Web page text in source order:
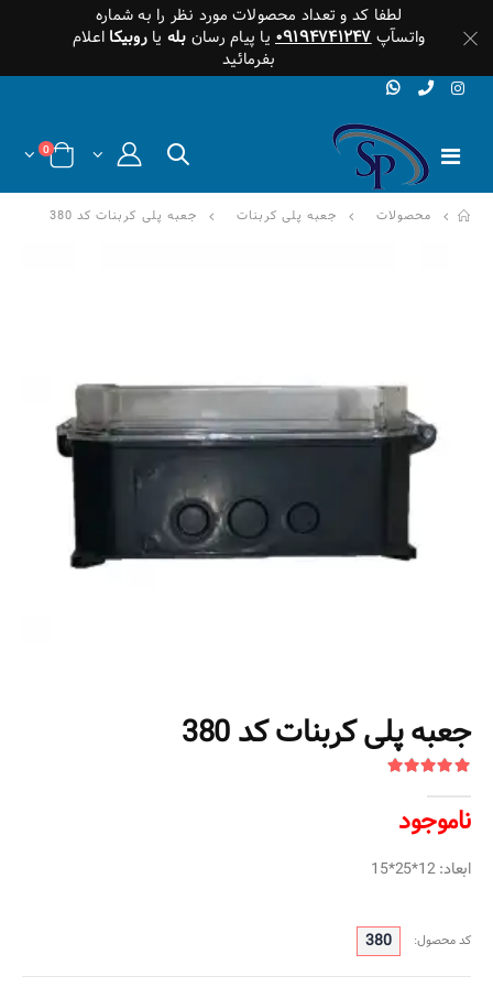
لطفا کد و تعداد محصولات مورد نظر را به شماره
واتسآپ۰۹۱۹۴۷۴۱۲۴۷ یا پیام رسان بله یاروبیکا اعلام
بفرمائید
0
محصولات جعبه پلی کربنات جعبه پلی کربنات کد 380
جعبه پلی کربنات کد 380
ناموجود
ابعاد: 12*25*15
کد محصول: 380